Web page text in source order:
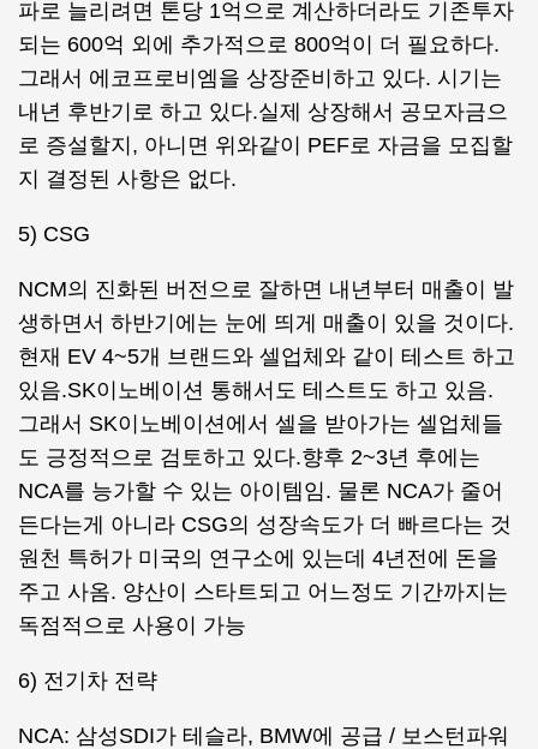
파로 늘리려면 톤당 1억으로 계산하더라도 기존투자
되는 600억 외에 추가적으로 800억이 더 필요하다.
그래서 에코프로비엠을 상장준비하고 있다. 시기는
내년 후반기로 하고 있다.실제 상장해서 공모자금으
로 증설할지, 아니면 위와같이 PEF로 자금을 모집할
지 결정된 사항은 없다.
5) CSG
NCM의 진화된 버전으로 잘하면 내년부터 매출이 발
생하면서 하반기에는 눈에 띄게 매출이 있을 것이다.
현재 EV 4~5개 브랜드와 셀업체와 같이 테스트 하고
있음.SK이노베이션 통해서도 테스트도 하고 있음.
그래서 SK이노베이션에서 셀을 받아가는 셀업체들
도 긍정적으로 검토하고 있다.향후 2~3년 후에는
NCA를 능가할 수 있는 아이템임. 물론 NCA가 줄어
든다는게 아니라 CSG의 성장속도가 더 빠르다는 것
원천 특허가 미국의 연구소에 있는데 4년전에 돈을
주고 사옴. 양산이 스타트되고 어느정도 기간까지는
독점적으로 사용이 가능
6) 전기차 전략
NCA: 삼성SDI가 테슬라, BMW에 공급 / 보스턴파워